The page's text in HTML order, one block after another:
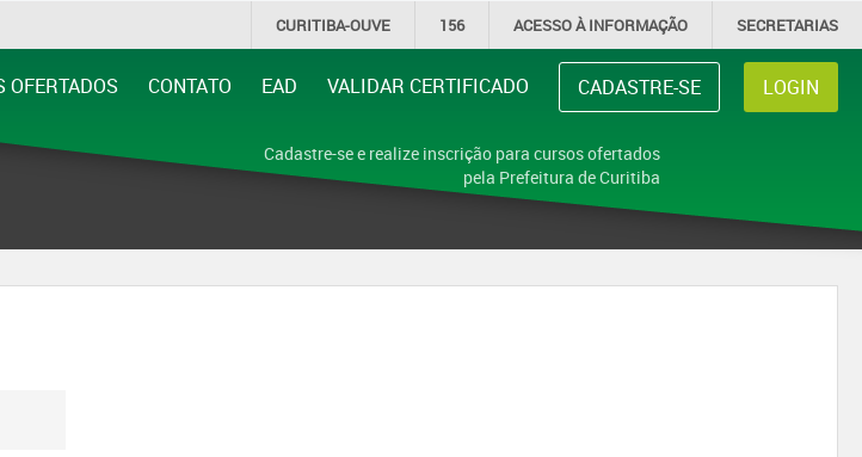
CURITIBA-OUVE 156 ACESSO ÀINFORMAÇÃO SECRETARIAS
OFERTADOS CONTATO EAD VALIDAR CERTIFICADO CADASTRE-SE LOGIN